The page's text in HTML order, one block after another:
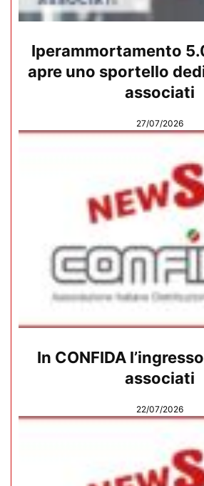
Iperammortamento
apre uno sportello
associati
27/07/2026
In CONFIDA
associati
22/07/2026